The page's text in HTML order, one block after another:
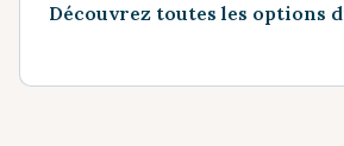
Découvrez toutes les options